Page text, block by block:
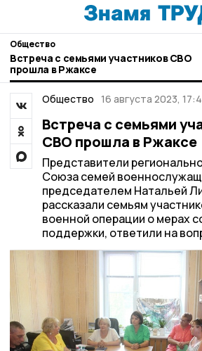
Общество
Встреча с семьями участников СВО
прошла в Ржаксе
Общество 16 августа 2023,
Встреча с семьями
СВО прошла в Ржаксе
Представители
Союза семей
председателем Натальей
рассказали семьям
военной операции о мерах
поддержки, ответили на